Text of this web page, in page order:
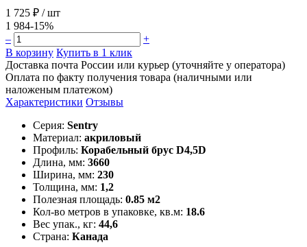
1 725 ₽ / шт
1 984-15%
–
+
В корзину Купить в 1 клик
Доставка почта России или курьер (уточняйте у оператора)
Оплата по факту получения товара (наличными или
наложеным платежом)
Характеристики Отзывы
Серия: Sentry
Материал: акриловый
Профиль: Корабельный брус D4,5D
Длина, мм: 3660
Ширина, мм: 230
Толщина, мм: 1,2
Полезная площадь: 0.85 м2
Кол-во метров в упаковке, кв.м: 18.6
Вес упак., кг: 44,6
Страна: Канада